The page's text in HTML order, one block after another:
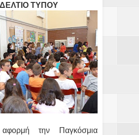
ΔΕΛΤΙΟ ΤΥΠΟΥ
την Παγκόσμια